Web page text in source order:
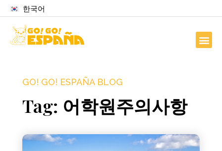
한국어
GO! GO! ESPAÑA BLOG
Tag: 어학원주의사항